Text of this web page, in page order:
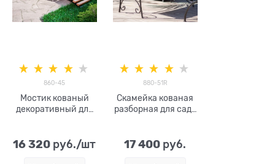
860-45
Мостик кованый
декоративный для
16 320 руб./шт
880-51R
Скамейка кованая
разборная для сада
17 400 руб.